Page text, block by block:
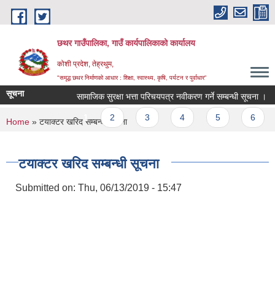
Skip to main content
छथर गाउँपालिका, गाउँ कार्यपालिकाको कार्यालय
कोशी प्रदेश, तेह्रथुम,
"समृद्ध छथर निर्माणको आधार : शिक्षा, स्वास्थ्य, कृषि, पर्यटन र पुर्वाधार”
सूचना सामाजिक सुरक्षा भत्ता परिचयपत्र नवीकरण गर्ने सम्बन्धी सूचना ।
Pages
1 2
You are here
Home » टयाक्टर खरिद सम्बन्धी सूचना
टयाक्टर खरिद सम्बन्धी सूचना
Submitted on: Thu, 06/13/2019 - 15:47